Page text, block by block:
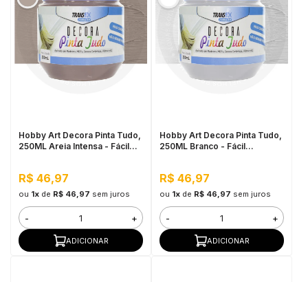
Hobby Art Decora Pinta Tudo,
250ML Areia Intensa - Fácil
R$ 46,97
ou 1xde R$ 46,97 sem juros
- +
ADICIONAR
Hobby Art Decora Pinta Tudo,
250ML Branco - Fácil
R$ 46,97
ou 1xde R$ 46,97 sem juros
- +
ADICIONAR